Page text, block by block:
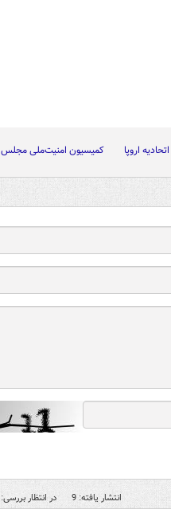
اتحادیه اروپا کمیسیون امنیت‌ملی مجلس
انتشار یافته: 9 در انتظار بررسی: 0